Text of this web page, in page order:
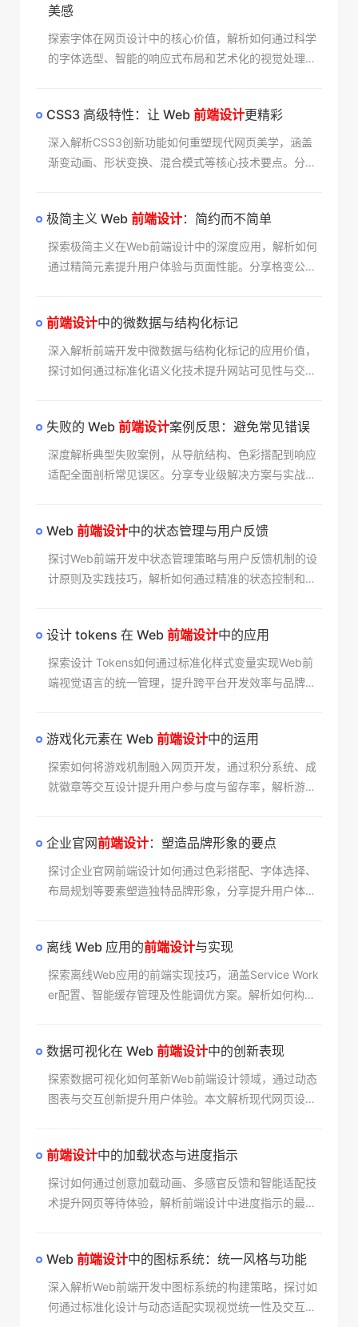
美感​
探索字体在网页设计中的核心价值，解析如何通过科学
的字体选型、智能的响应式布局和艺术化的视觉处理，
价值的优质网页体验。
CSS3 高级特性：让 Web 前端设计更精彩​
深入解析CSS3创新功能如何重塑现代网页美学，涵盖
渐变动画、形状变换、混合模式等核心技术要点。分享
极简主义 Web 前端设计：简约而不简单​
探索极简主义在Web前端设计中的深度应用，解析如何
通过精简元素提升用户体验与页面性能。分享格变公司
前端设计中的微数据与结构化标记​
深入解析前端开发中微数据与结构化标记的应用价值，
探讨如何通过标准化语义化技术提升网站可见性与交互
失败的 Web 前端设计案例反思：避免常见错误​
深度解析典型失败案例，从导航结构、色彩搭配到响应
适配全面剖析常见误区。分享专业级解决方案与实战经
Web 前端设计中的状态管理与用户反馈​
探讨Web前端开发中状态管理策略与用户反馈机制的设
计原则及实践技巧，解析如何通过精准的状态控制和人
设计 tokens 在 Web 前端设计中的应用​
探索设计 Tokens如何通过标准化样式变量实现Web前
端视觉语言的统一管理，提升跨平台开发效率与品牌一
游戏化元素在 Web 前端设计中的运用​
探索如何将游戏机制融入网页开发，通过积分系统、成
就徽章等交互设计提升用户参与度与留存率，解析游戏
企业官网前端设计：塑造品牌形象的要点​
探讨企业官网前端设计如何通过色彩搭配、字体选择、
布局规划等要素塑造独特品牌形象，分享提升用户体验
离线 Web 应用的前端设计与实现​
探索离线Web应用的前端实现技巧，涵盖Service Work
er配置、智能缓存管理及性能调优方案。解析如何构建
数据可视化在 Web 前端设计中的创新表现​
探索数据可视化如何革新Web前端设计领域，通过动态
图表与交互创新提升用户体验。本文解析现代网页设计
字平台。
前端设计中的加载状态与进度指示​
探讨如何通过创意加载动画、多感官反馈和智能适配技
术提升网页等待体验，解析前端设计中进度指示的最佳
Web 前端设计中的图标系统：统一风格与功能​
深入解析Web前端开发中图标系统的构建策略，探讨如
何通过标准化设计与动态适配实现视觉统一性及交互功